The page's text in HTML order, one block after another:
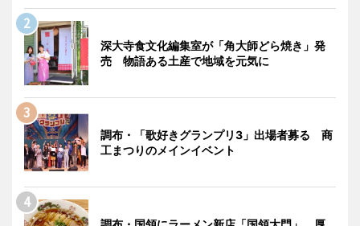
深大寺食文化編集室が「角大師どら焼き」発
売 物語ある土産で地域を元気に
調布・「歌好きグランプリ3」出場者募る 商
工まつりのメインイベント